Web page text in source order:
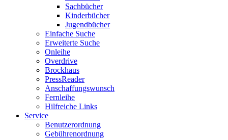
Sachbücher
Kinderbücher
Jugendbücher
Einfache Suche
Erweiterte Suche
Onleihe
Overdrive
Brockhaus
PressReader
Anschaffungswunsch
Fernleihe
Hilfreiche Links
Service
Benutzerordnung
Gebührenordnung